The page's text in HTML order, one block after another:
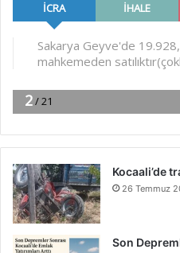
Kocaali’de
26 Temmuz
Son